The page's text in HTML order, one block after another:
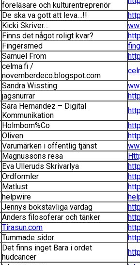
föreläsare och kulturentreprenör
De ska va gott att leva…!!
Kicki Skriver…
Finns det något roligt kvar?
Fingersmed
Samuel From
celma.fi /
novemberdeco.blogspot.com
Sandra Wissting
jagsnurrar
Sara Hernandez – Digital
Kommunikation
Holmbom%Co
Oliven
Varumärken i offentlig tjänst
Magnussons resa
Eva Ulleruds Skrivarlya
Ordformler
Matlust
helpwire
Jennys bokstavliga vardag
Anders filosoferar och tänker
Tirasun.com
Tummade sidor
Det finns inget Bara i ordet
hudcancer